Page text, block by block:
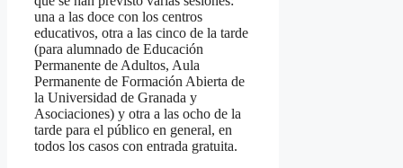
una a las doce con los centros
educativos, otra a las cinco de la tarde
(para alumnado de Educación
Permanente de Adultos, Aula
Permanente de Formación Abierta de
la Universidad de Granada y
Asociaciones) y otra a las ocho de la
tarde para el público en general, en
todos los casos con entrada gratuita.